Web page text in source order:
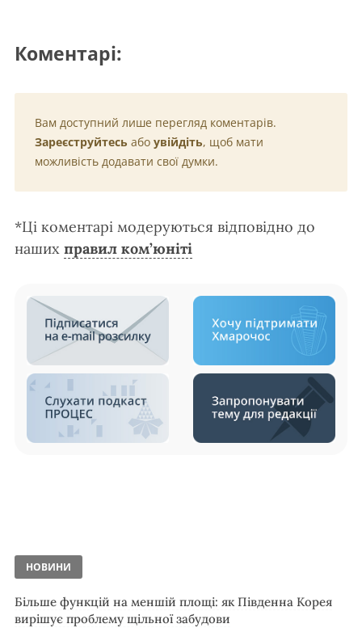
Коментарі:
Вам доступний лише перегляд коментарів.
Зареєструйтесь або увійдіть, щоб мати
можливість додавати свої думки.
*Ці коментарі модеруються відповідно до
наших правил ком’юніті
НОВИНИ
Більше функцій на меншій площі: як Південна Корея
вирішує проблему щільної забудови